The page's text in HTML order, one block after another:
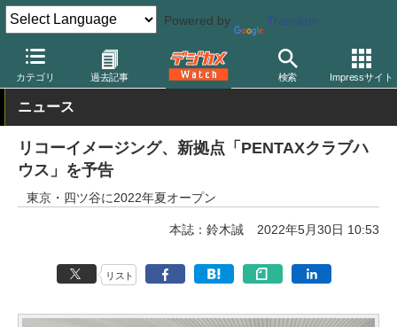
Powered by Translate
カテゴリ 過去記事 検索 Impressサイト
デジカメ Watch 業界動向 企業
ニュース
リコーイメージング、新拠点「PENTAXクラブハ
ウス」を予告
東京・四ツ谷に2022年夏オープン
本誌：鈴木誠 2022年5月30日 10:53
リスト